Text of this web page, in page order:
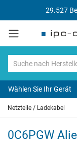
29.527
Wählen Sie Ihr Gerät
Netzteile / Ladekabel
0C6PGW